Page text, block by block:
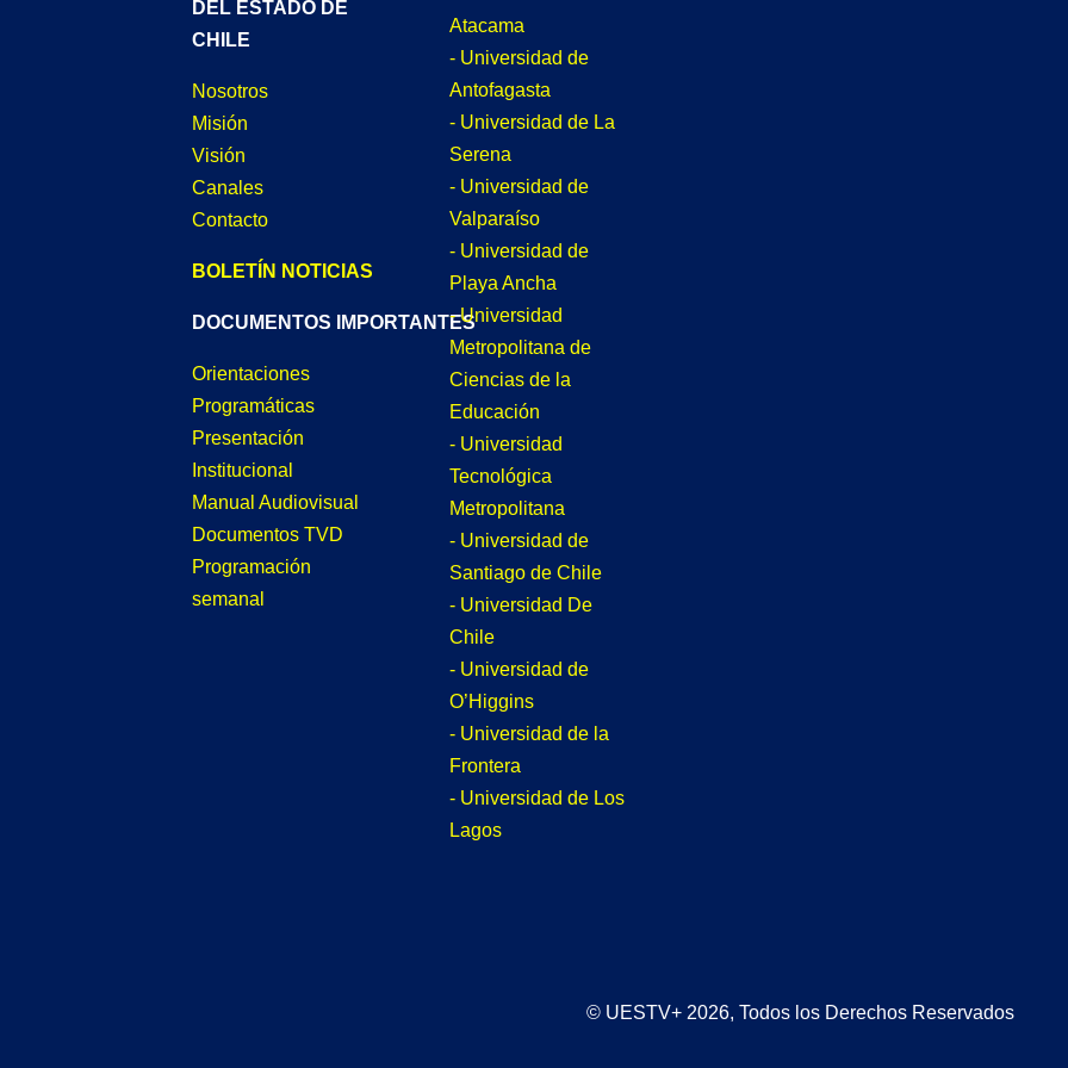
DEL ESTADO DE
CHILE
Nosotros
Misión
Visión
Canales
Contacto
BOLETÍN NOTICIAS
DOCUMENTOS IMPORTANTES
Orientaciones
Programáticas
Presentación
Institucional
Manual Audiovisual
Documentos TVD
Programación
semanal
Atacama
- Universidad de
Antofagasta
- Universidad de La
Serena
- Universidad de
Valparaíso
- Universidad de
Playa Ancha
- Universidad
Metropolitana de
Ciencias de la
Educación
- Universidad
Tecnológica
Metropolitana
- Universidad de
Santiago de Chile
- Universidad De
Chile
- Universidad de
O’Higgins
- Universidad de la
Frontera
- Universidad de Los
Lagos
© UESTV+ 2026, Todos los Derechos Reservados